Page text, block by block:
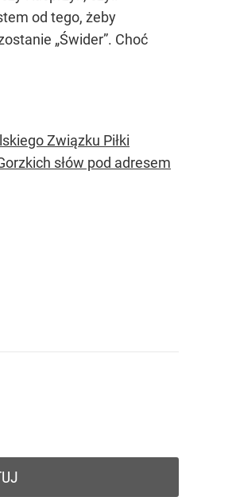
od tego, żeby
„Świder”. Choć
Związku Piłki
słów pod adresem